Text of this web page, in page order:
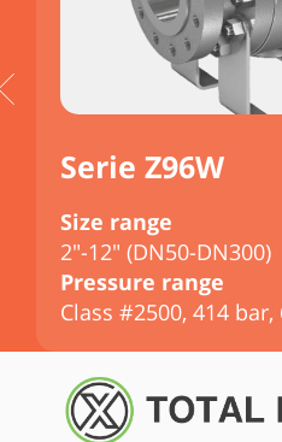
Serie Z96W
Size range
2"-12" (DN50-DN300)
Pressure range
Class #2500, 414 bar,